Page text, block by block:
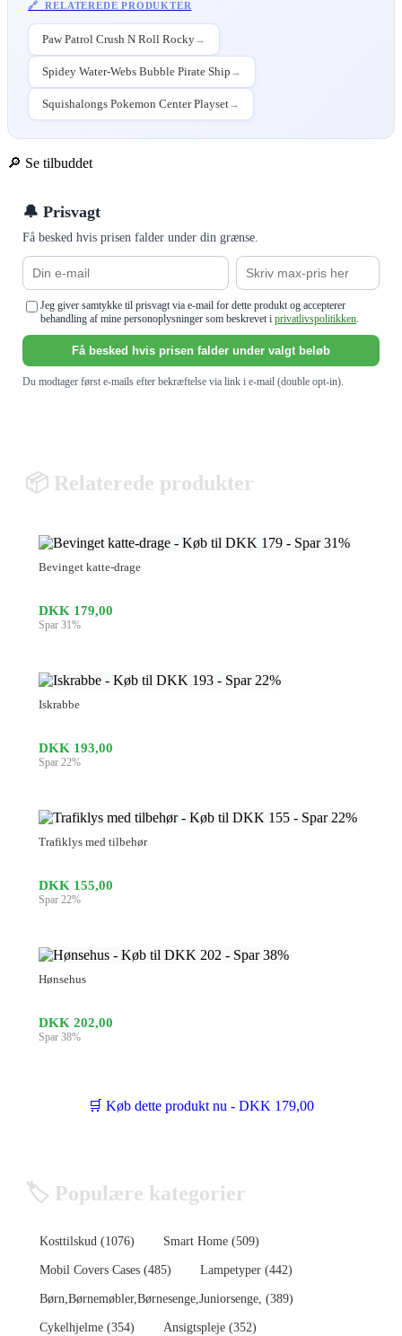
🔗 RELATEREDE PRODUKTER
Paw Patrol Crush N Roll Rocky→
Spidey Water-Webs Bubble Pirate Ship →
Squishalongs Pokemon Center Playset→
🔎 Se tilbuddet
🔔 Prisvagt
Få besked hvis prisen falder under din grænse.
Jeg giver samtykke til prisvagt via e-mail for dette produkt og accepterer
behandling af mine personoplysninger som beskrevet i privatlivspolitikken.
Få besked hvis prisen falder under valgt beløb
Du modtager først e-mails efter bekræftelse via link i e-mail (double opt-in).
📦 Relaterede produkter
Bevinget katte-drage
DKK 179,00
Spar 31%
Iskrabbe
DKK 193,00
Spar 22%
Trafiklys med tilbehør
DKK 155,00
Spar 22%
Hønsehus
DKK 202,00
Spar 38%
🛒 Køb dette produkt nu - DKK 179,00
🏷️ Populære kategorier
Kosttilskud (1076) Smart Home (509)
Mobil Covers Cases (485) Lampetyper (442)
Børn,Børnemøbler,Børnesenge,Juniorsenge, (389)
Cykelhjelme (354) Ansigtspleje (352)